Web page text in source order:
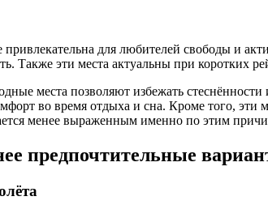
привлекательна для любителей свободы и
Также эти места актуальны при коротких
места позволяют избежать
во время отдыха и сна. Кроме того,
менее выраженным именно по этим
предпочтительные